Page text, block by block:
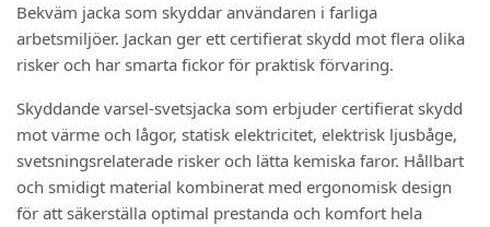
Bekväm jacka som skyddar användaren i farliga
arbetsmiljöer. Jackan ger ett certifierat skydd mot flera olika
risker och har smarta fickor för praktisk förvaring.
Skyddande varsel-svetsjacka som erbjuder certifierat skydd
mot värme och lågor, statisk elektricitet, elektrisk ljusbåge,
svetsningsrelaterade risker och lätta kemiska faror. Hållbart
och smidigt material kombinerat med ergonomisk design
för att säkerställa optimal prestanda och komfort hela